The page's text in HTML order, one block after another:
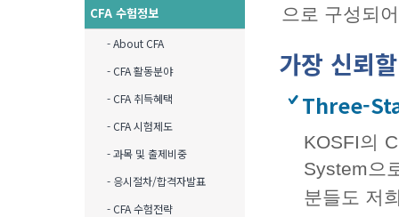
CFA 수험정보
- About CFA
- CFA 활동분야
- CFA 취득혜택
- CFA 시험제도
- 과목 및 출제비중
- 응시절차/합격자발표
- CFA 수험전략
으로 구성되
가장 신뢰
Three-
KOSFI의
System으
분들도 저